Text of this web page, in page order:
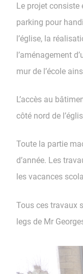
Le projet consiste
parking pour
l’église, la
l’aménagement
mur de l’école
L’accès au
côté nord de
Toute la partie
d’année. Les
les vacances
Tous ces travaux
legs de Mr